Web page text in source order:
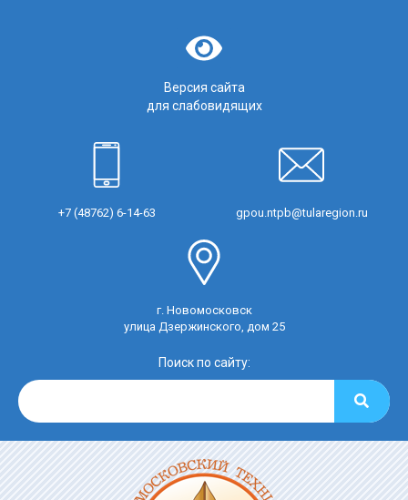
Версия сайта
для слабовидящих
+7 (48762) 6-14-63 gpou.ntpb@tularegion.ru
г. Новомосковск
улица Дзержинского, дом 25
Поиск по сайту: